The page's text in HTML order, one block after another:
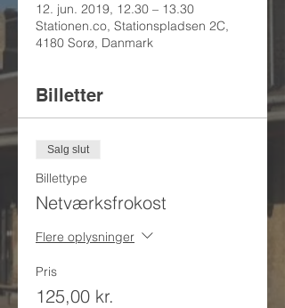
12. jun. 2019, 12.30 – 13.30
Stationen.co, Stationspladsen 2C,
4180 Sorø, Danmark
Billetter
Salg slut
Billettype
Netværksfrokost
Flere oplysninger
Pris
125,00 kr.